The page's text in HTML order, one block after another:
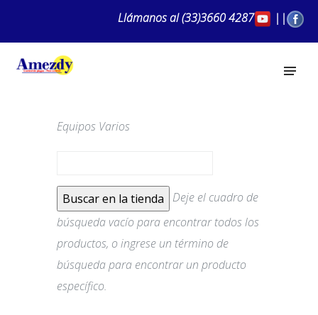
Llámanos al(33)3660 4287 ||
Equipos Varios
Deje el cuadro de
búsqueda vacío para encontrar todos los
productos, o ingrese un término de
búsqueda para encontrar un producto
específico.